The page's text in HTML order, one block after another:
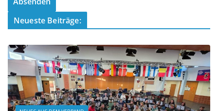
Neueste Beiträge: